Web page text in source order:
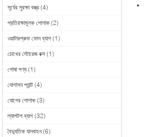
সূর্যের সুরক্ষা বস্ত্র (4)
প্রতিরক্ষামূলক পোশাক (2)
ওয়াটারপ্রুফ ফোন ব্যাগ (1)
চোখের স্টোরেজ বক্স (1)
পোষা পণ্য (1)
যোগাসন প্যান্ট (4)
যোগের পোশাক (3)
ল্যাপটপ ব্যাগ (32)
বৈদ্যুতিক যানবাহন (6)